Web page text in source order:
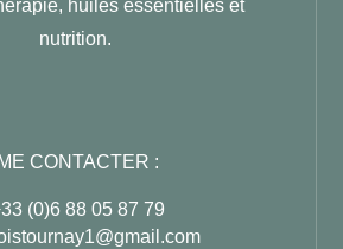
huiles essentielles et
nutrition.
ME CONTACTER :
(0)6 88 05 87 79